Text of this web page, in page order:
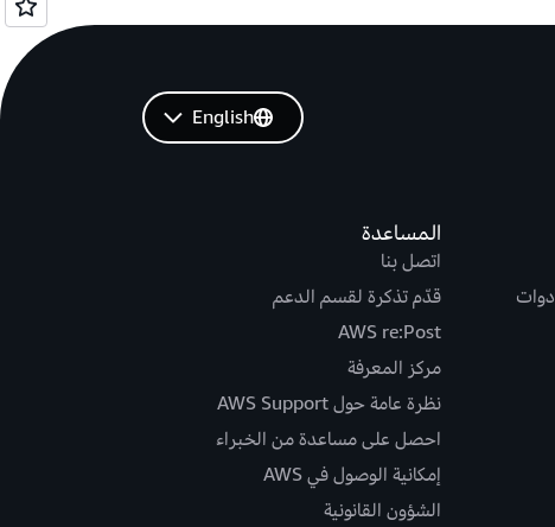
المساعدة
اتصل بنا
قدّم تذكرة لقسم الدعم
AWS re:Post
مركز المعرفة
نظرة عامة حول AWS Support
احصل على مساعدة من الخبراء
إمكانية الوصول في AWS
الشؤون القانونية
English